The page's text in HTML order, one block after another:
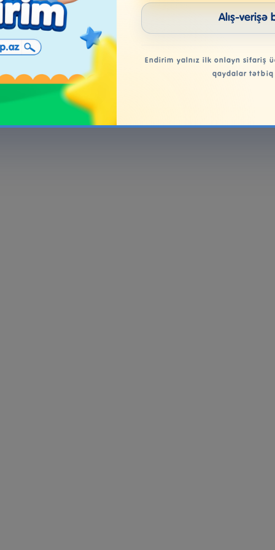
Alış-verişə
Endirim yalnız ilk onlayn sifariş
qaydalar tətbiq